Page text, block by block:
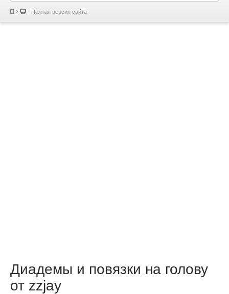
Полная версия сайта
Диадемы и повязки на голову
от zzjay